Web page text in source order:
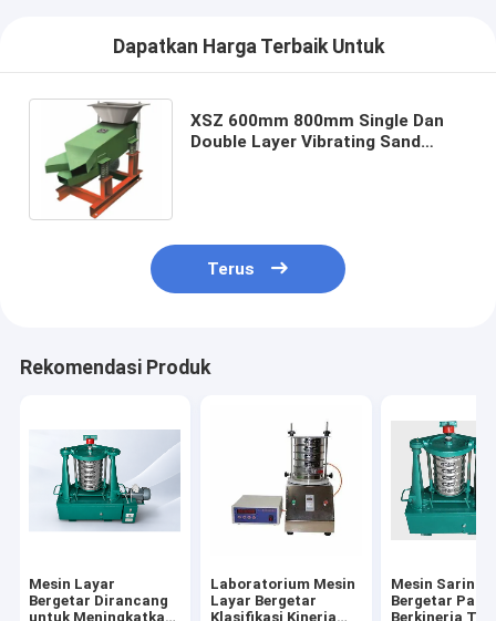
Dapatkan Harga Terbaik Untuk
XSZ 600mm 800mm Single Dan
Double Layer Vibrating Sand
Terus
Rekomendasi Produk
Mesin Layar
Bergetar Dirancang
untuk Meningkatkan
Laboratorium Mesin
Layar Bergetar
Klasifikasi Kinerja
Mesin
Bergetar Pasir
Berkinerja